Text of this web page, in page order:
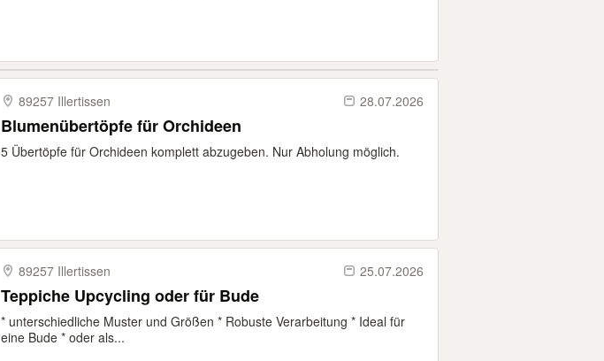
89257 Illertissen 28.07.2026
Blumenübertöpfe für Orchideen
5 Übertöpfe für Orchideen komplett abzugeben. Nur Abholung möglich.
89257 Illertissen 25.07.2026
Teppiche Upcycling oder für Bude
* unterschiedliche Muster und Größen * Robuste Verarbeitung * Ideal für
eine Bude * oder als...